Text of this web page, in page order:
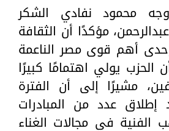
وجه محمود نفادي الشكر
مؤكدًا أن الثقافة
أهم قوى مصر الناعمة
الحزب يولي اهتمامًا كبيرًا
مشيرًا إلى أن الفترة
عدد من المبادرات
الفنية في مجالات الغناء